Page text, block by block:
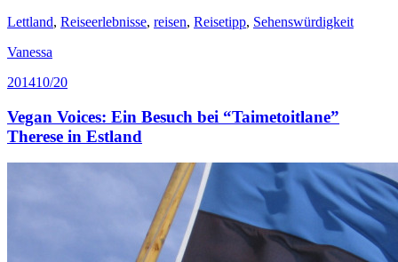
Lettland, Reiseerlebnisse, reisen, Reisetipp, Sehenswürdigkeit
Vanessa
201410/20
Vegan Voices: Ein Besuch bei “Taimetoitlane”
Therese in Estland